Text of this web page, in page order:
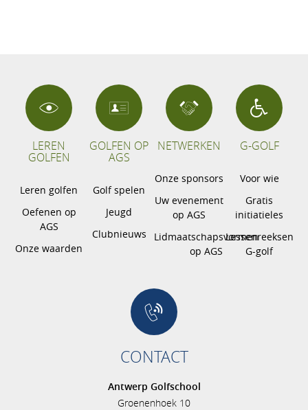
LEREN
GOLFEN
Leren golfen
Oefenen op
AGS
Onze waarden
GOLFEN OP
AGS
Golf spelen
Jeugd
Clubnieuws
NETWERKEN
Onze sponsors
Uw evenement
op AGS
Lidmaatschapsvormen
op AGS
G-GOLF
Voor wie
Gratis
initiatieles
Lessenreeksen
G-golf
CONTACT
Antwerp Golfschool
Groenenhoek 10